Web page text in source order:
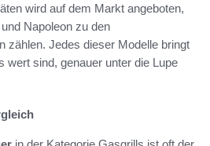
wird auf dem Markt angeboten,
Napoleon zu den
zählen. Jedes dieser Modelle bringt
wert sind, genauer unter die Lupe